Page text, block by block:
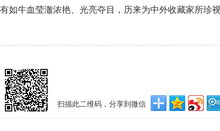
有如牛血莹澈浓艳、光亮夺目，历来为中外收藏家所珍
扫描此二维码，分享到微信